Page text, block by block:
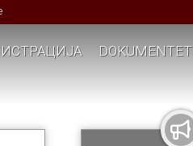
DOKUMENTET